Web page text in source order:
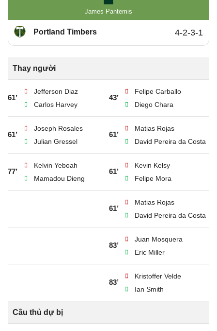
James Pantemis
Portland Timbers 4-2-3-1
Thay người
61’
Jefferson Diaz
Carlos Harvey
43’
Felipe Carballo
Diego Chara
61’
Joseph Rosales
Julian Gressel
61’
Matias Rojas
David Pereira da Costa
77’
Kelvin Yeboah
Mamadou Dieng
61’
Kevin Kelsy
Felipe Mora
61’
Matias Rojas
David Pereira da Costa
83’
Juan Mosquera
Eric Miller
83’
Kristoffer Velde
Ian Smith
Cầu thủ dự bị